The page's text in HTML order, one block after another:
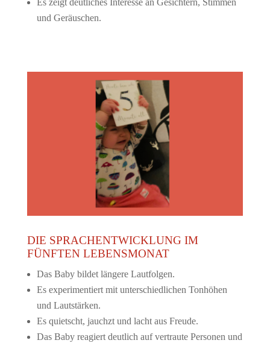
Es zeigt deutliches Interesse an Gesichtern, Stimmen
und Geräuschen.
DIE SPRACHENTWICKLUNG IM
FÜNFTEN LEBENSMONAT
Das Baby bildet längere Lautfolgen.
Es experimentiert mit unterschiedlichen Tonhöhen
und Lautstärken.
Es quietscht, jauchzt und lacht aus Freude.
Das Baby reagiert deutlich auf vertraute Personen und